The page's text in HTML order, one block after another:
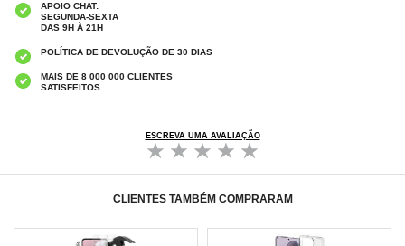
APOIO CHAT:
SEGUNDA-SEXTA
DAS 9H À 21H
POLÍTICA DE DEVOLUÇÃO DE 30 DIAS
MAIS DE 8 000 000 CLIENTES
SATISFEITOS
ESCREVA UMA AVALIAÇÃO
CLIENTES TAMBÉM COMPRARAM